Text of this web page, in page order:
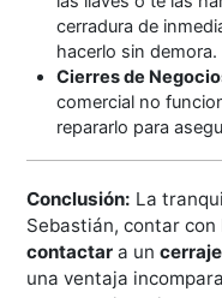
cerradura de
hacerlo sin demora.
Cierres de
comercial no
repararlo para
Conclusión: La
Sebastián, contar
contactar a un
una ventaja